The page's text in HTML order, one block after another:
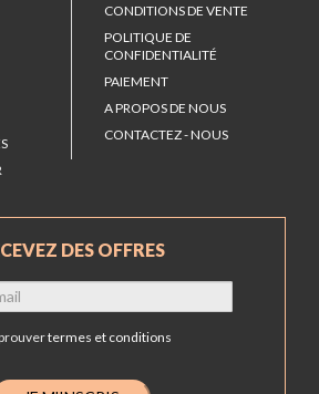
CONDITIONS DE VENTE
POLITIQUE DE
CONFIDENTIALITÉ
PAIEMENT
A PROPOS DE NOUS
CONTACTEZ - NOUS
DES OFFRES
termes et conditions